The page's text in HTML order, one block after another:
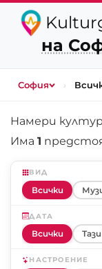
на
София ›
Намери
Има 1
ВИД
Всички
ДАТА
Всички
НАСТРОЕНИЕ